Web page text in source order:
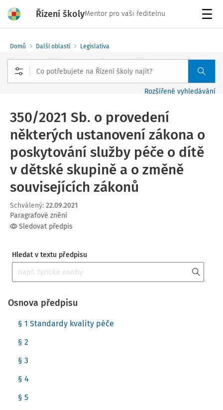
Řízení školyMentor pro vaši ředitelnu
Domů Další oblasti Legislativa
Rozšířené vyhledávání
350/2021 Sb. o provedení
některých ustanovení zákona o
poskytování služby péče o dítě
v dětské skupině a o změně
souvisejících zákonů
Schválený: 22.09.2021
Paragrafové znění
Sledovat předpis
Hledat v textu předpisu
Osnova předpisu
§ 1 Standardy kvality péče
§ 2
§ 3
§ 4
§ 5